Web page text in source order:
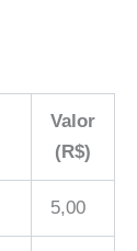
Valor
(R$)
5,00